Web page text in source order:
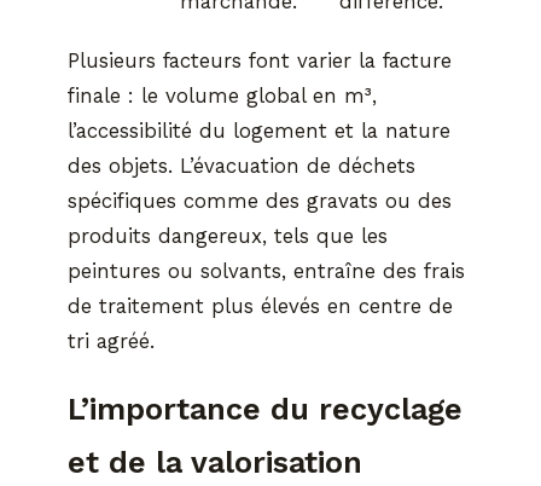
Plusieurs facteurs font varier la facture
finale : le volume global en m³,
l’accessibilité du logement et la nature
des objets. L’évacuation de déchets
spécifiques comme des gravats ou des
produits dangereux, tels que les
peintures ou solvants, entraîne des frais
de traitement plus élevés en centre de
tri agréé.
L’importance du recyclage
et de la valorisation